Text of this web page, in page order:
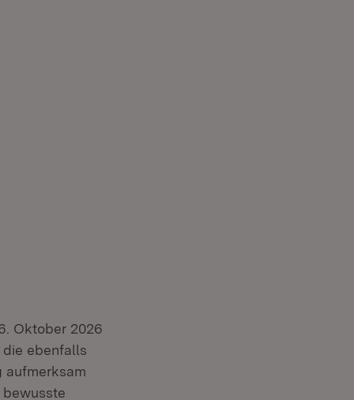
Oktober 2026
ebenfalls
aufmerksam